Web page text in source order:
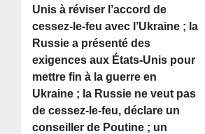
Unis à réviser l’accord de
cessez-le-feu avec l’Ukraine ; la
Russie a présenté des
exigences aux États-Unis pour
mettre fin à la guerre en
Ukraine ; la Russie ne veut pas
de cessez-le-feu, déclare un
conseiller de Poutine ; un